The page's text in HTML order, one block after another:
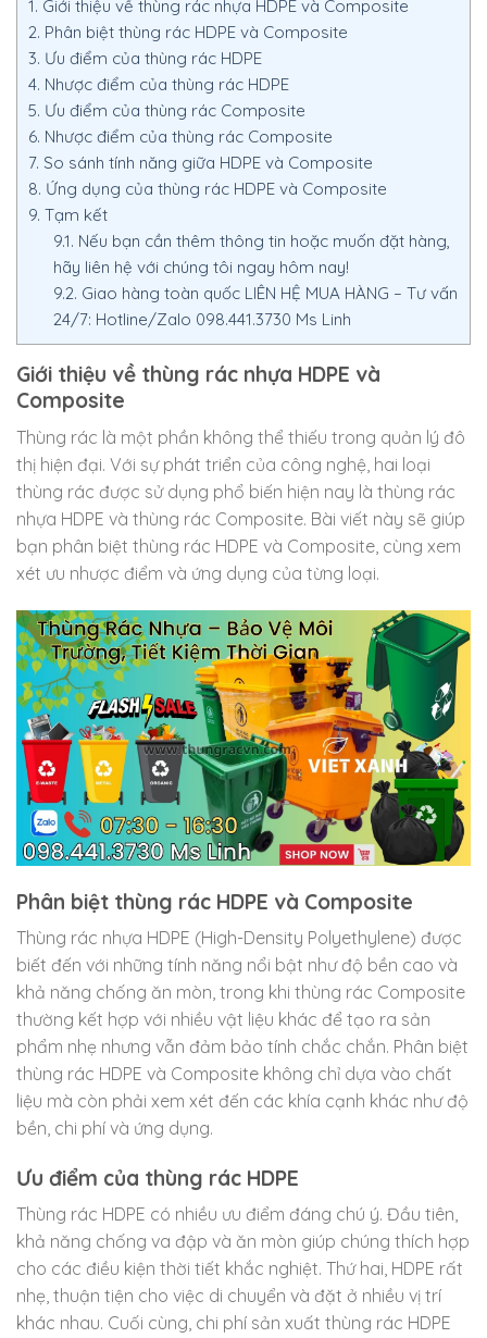
1. Giới thiệu về thùng rác nhựa HDPE và Composite
2. Phân biệt thùng rác HDPE và Composite
3. Ưu điểm của thùng rác HDPE
4. Nhược điểm của thùng rác HDPE
5. Ưu điểm của thùng rác Composite
6. Nhược điểm của thùng rác Composite
7. So sánh tính năng giữa HDPE và Composite
8. Ứng dụng của thùng rác HDPE và Composite
9. Tạm kết
9.1. Nếu bạn cần thêm thông tin hoặc muốn đặt hàng,
hãy liên hệ với chúng tôi ngay hôm nay!
9.2. Giao hàng toàn quốc LIÊN HỆ MUA HÀNG – Tư vấn
24/7: Hotline/Zalo 098.441.3730 Ms Linh
Giới thiệu về thùng rác nhựa HDPE và
Composite
Thùng rác là một phần không thể thiếu trong quản lý đô
thị hiện đại. Với sự phát triển của công nghệ, hai loại
thùng rác được sử dụng phổ biến hiện nay là thùng rác
nhựa HDPE và thùng rác Composite. Bài viết này sẽ giúp
bạn phân biệt thùng rác HDPE và Composite, cùng xem
xét ưu nhược điểm và ứng dụng của từng loại.
Phân biệt thùng rác HDPE và Composite
Thùng rác nhựa HDPE (High-Density Polyethylene) được
biết đến với những tính năng nổi bật như độ bền cao và
khả năng chống ăn mòn, trong khi thùng rác Composite
thường kết hợp với nhiều vật liệu khác để tạo ra sản
phẩm nhẹ nhưng vẫn đảm bảo tính chắc chắn. Phân biệt
thùng rác HDPE và Composite không chỉ dựa vào chất
liệu mà còn phải xem xét đến các khía cạnh khác như độ
bền, chi phí và ứng dụng.
Ưu điểm của thùng rác HDPE
Thùng rác HDPE có nhiều ưu điểm đáng chú ý. Đầu tiên,
khả năng chống va đập và ăn mòn giúp chúng thích hợp
cho các điều kiện thời tiết khắc nghiệt. Thứ hai, HDPE rất
nhẹ, thuận tiện cho việc di chuyển và đặt ở nhiều vị trí
khác nhau. Cuối cùng, chi phí sản xuất thùng rác HDPE